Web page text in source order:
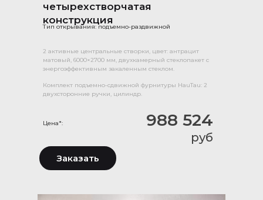
четырехстворчатая
конструкция
Тип открывания: подъемно-раздвижной
Цена*:
2 активные центральные створки, цвет: антрацит
матовый, 6000×2700 мм, двухкамерный стеклопакет с
энергоэффективным закаленным стеклом.
Комплект подъемно-сдвижной фурнитуры HauTau: 2
двухсторонние ручки, цилиндр.
988 524
руб
Заказать